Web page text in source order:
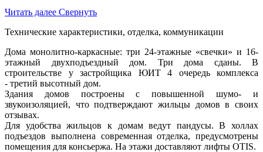
Читать далее Свернуть
Технические характеристики, отделка, коммуникации
Дома монолитно-каркасные: три 24-этажные «свечки» и 16-
этажный двухподъездный дом. Три дома сданы. В
строительстве у застройщика ЮИТ 4 очередь комплекса
- третий высотный дом.
Здания домов построены с повышенной шумо- и
звукоизоляцией, что подтверждают жильцы домов в своих
отзывах.
Для удобства жильцов к домам ведут пандусы. В холлах
подъездов выполнена современная отделка, предусмотрены
помещения для консьержа. На этажи доставляют лифты OTIS.